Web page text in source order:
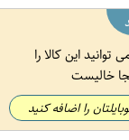
این کالا را
خالیست
را اضافه کنید